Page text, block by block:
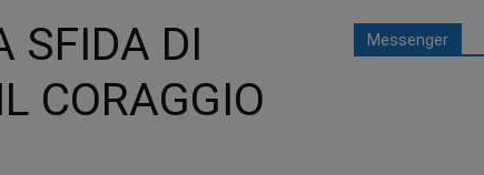
SFIDA DI
CORAGGIO
Messenger